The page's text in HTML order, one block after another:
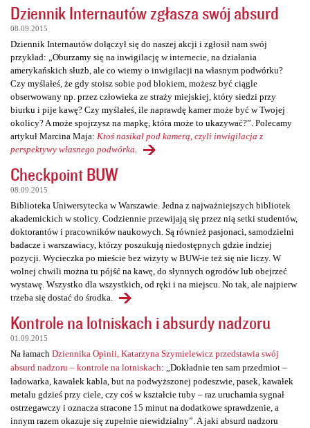
Dziennik Internautów zgłasza swój absurd
08.09.2015
Dziennik Internautów dołączył się do naszej akcji i zgłosił nam swój
przykład: „Oburzamy się na inwigilację w internecie, na działania
amerykańskich służb, ale co wiemy o inwigilacji na własnym podwórku?
Czy myślałeś, że gdy stoisz sobie pod blokiem, możesz być ciągle
obserwowany np. przez człowieka ze straży miejskiej, który siedzi przy
biurku i pije kawę? Czy myślałeś, ile naprawdę kamer może być w Twojej
okolicy? A może spojrzysz na mapkę, która może to ukazywać?”. Polecamy
artykuł Marcina Maja: Ktoś nasikał pod kamerą, czyli inwigilacja z
perspektywy własnego podwórka
Checkpoint BUW
08.09.2015
Biblioteka Uniwersytecka w Warszawie. Jedna z najważniejszych bibliotek
akademickich w stolicy. Codziennie przewijają się przez nią setki studentów,
doktorantów i pracowników naukowych. Są również pasjonaci, samodzielni
badacze i warszawiacy, którzy poszukują niedostępnych gdzie indziej
pozycji. Wycieczka po mieście bez wizyty w BUW-ie też się nie liczy. W
wolnej chwili można tu pójść na kawę, do słynnych ogrodów lub obejrzeć
wystawę. Wszystko dla wszystkich, od ręki i na miejscu. No tak, ale najpierw
trzeba się dostać do środka.
Kontrole na lotniskach i absurdy nadzoru
01.09.2015
Na łamach Dziennika Opinii, Katarzyna Szymielewicz przedstawia swój
absurd nadzoru – kontrole na lotniskach: „Dokładnie ten sam przedmiot –
ładowarka, kawałek kabla, but na podwyższonej podeszwie, pasek, kawałek
metalu gdzieś przy ciele, czy coś w kształcie tuby – raz uruchamia sygnał
ostrzegawczy i oznacza stracone 15 minut na dodatkowe sprawdzenie, a
innym razem okazuje się zupełnie niewidzialny”. A jaki absurd nadzoru